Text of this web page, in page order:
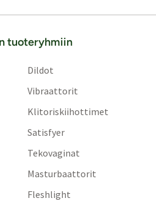
tuoteryhmiin
Dildot
Vibraattorit
Klitoriskiihottimet
Satisfyer
Tekovaginat
Masturbaattorit
Fleshlight